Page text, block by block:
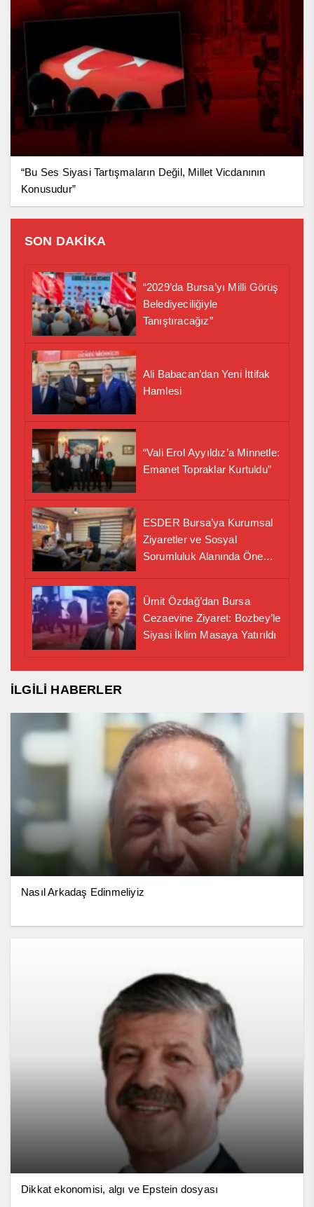
“Bu Ses Siyasi Tartışmaların Değil, Millet Vicdanının
Konusudur”
SON DAKİKA
“2029’da Bursa’yı Milli Görüş
Belediyeciliğiyle
Tanıştıracağız”
Ali Babacan’dan Yeni İttifak
Hamlesi
“Vali Erol Ayyıldız’a Minnetle:
Emanet Topraklar Kurtuldu”
ESDER Bursa’ya Kurumsal
Ziyaretler ve Sosyal
Sorumluluk Alanında Önemli
Ümit Özdağ’dan Bursa
Cezaevine Ziyaret: Bozbey’le
Siyasi İklim Masaya Yatırıldı
İLGİLİ HABERLER
Nasıl Arkadaş Edinmeliyiz
Dikkat ekonomisi, algı ve Epstein dosyası